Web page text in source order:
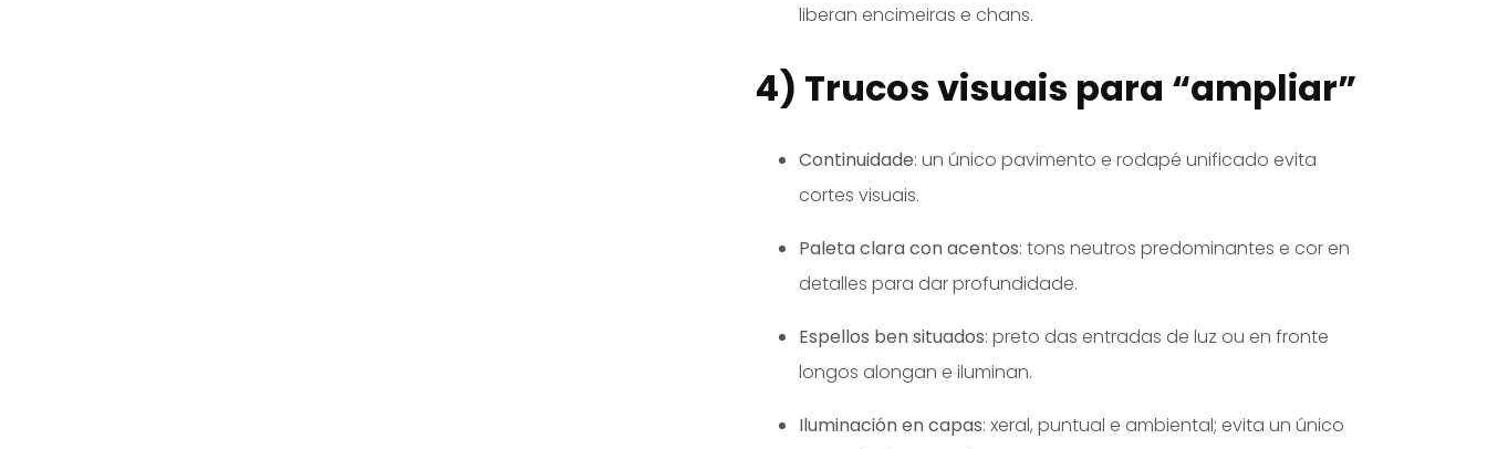
liberan encimeiras e chans.
4) Trucos visuais para “ampliar”
Continuidade: un único pavimento e rodapé unificado evita
cortes visuais.
Paleta clara con acentos: tons neutros predominantes e cor en
detalles para dar profundidade.
Espellos ben situados: preto das entradas de luz ou en fronte
longos alongan e iluminan.
Iluminación en capas: xeral, puntual e ambiental; evita un único